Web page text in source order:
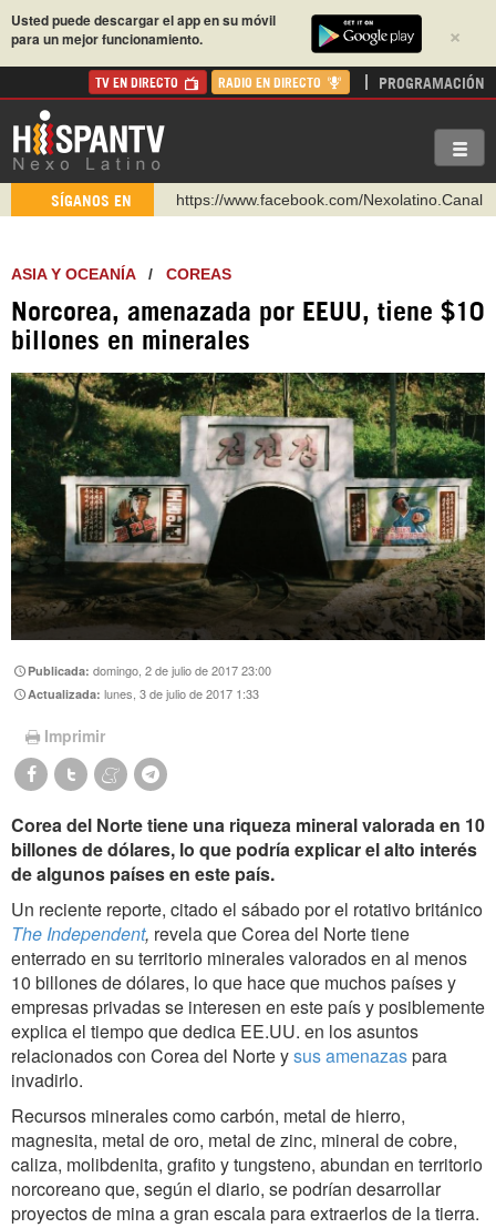
×
Usted puede descargar el app en su móvil
para un mejor funcionamiento.
TV EN DIRECTO RADIO EN DIRECTO PROGRAMACIÓN
SÍGANOS EN
https://www.facebook.com/Nexolatino.Canal
http://twitter.com/nexo_latino
https://t.me/hispantvcanal
https://urmedium.com/c/hispantv
Instagram como: hispan_tv
ASIA Y OCEANÍA/ COREAS
Norcorea, amenazada por EEUU, tiene $10
billones en minerales
Publicada:domingo, 2 de julio de 2017 23:00
Actualizada:lunes, 3 de julio de 2017 1:33
Imprimir
Corea del Norte tiene una riqueza mineral valorada en 10
billones de dólares, lo que podría explicar el alto interés
de algunos países en este país.
Un reciente reporte, citado el sábado por el rotativo británico
The Independent, revela que Corea del Norte tiene
enterrado en su territorio minerales valorados en al menos
10 billones de dólares, lo que hace que muchos países y
empresas privadas se interesen en este país y posiblemente
explica el tiempo que dedica EE.UU. en los asuntos
relacionados con Corea del Norte ysus amenazaspara
invadirlo.
Recursos minerales como carbón, metal de hierro,
magnesita, metal de oro, metal de zinc, mineral de cobre,
caliza, molibdenita, grafito y tungsteno, abundan en territorio
norcoreano que, según el diario, se podrían desarrollar
proyectos de mina a gran escala para extraerlos de la tierra.